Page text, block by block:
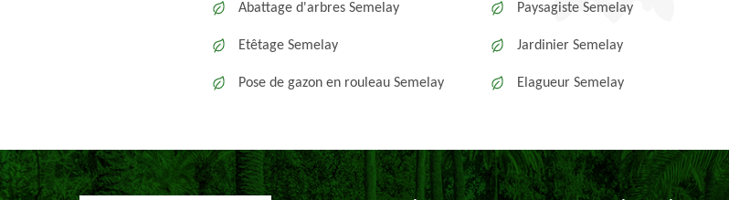
Abattage d'arbres Semelay
Etêtage Semelay
Pose de gazon en rouleau Semelay
Paysagiste Semelay
Jardinier Semelay
Elagueur Semelay